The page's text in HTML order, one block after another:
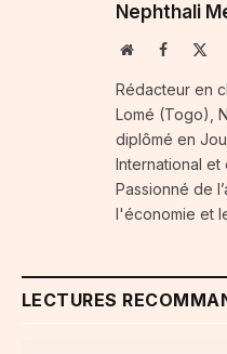
Nephthali
WebsiteFacebook
Rédacteur en
Lomé (Togo),
diplômé en
International et
Passionné de
l'économie et
LECTURES